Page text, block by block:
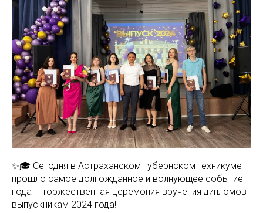
✨🎓 Сегодня в Астраханском губернском техникуме
прошло самое долгожданное и волнующее событие
года – торжественная церемония вручения дипломов
выпускникам 2024 года!